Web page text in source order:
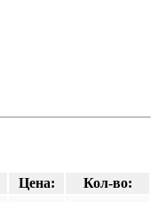
Цена: Кол-во: